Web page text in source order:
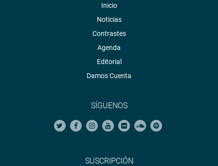
Inicio
Noticias
Contrastes
Agenda
Editorial
Damos Cuenta
SÍGUENOS
SUSCRIPCIÓN